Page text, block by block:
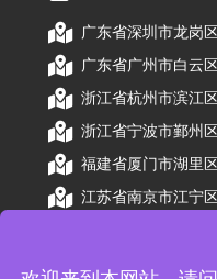
广东省深圳市龙岗
广东省广州市白云
浙江省杭州市滨江
浙江省宁波市鄞州
福建省厦门市湖里
江苏省南京市江宁